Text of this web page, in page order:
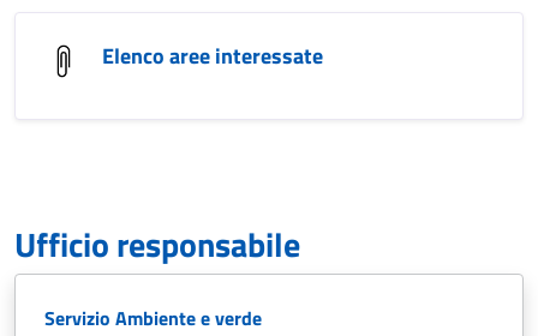
Elenco aree interessate
Ufficio responsabile
Servizio Ambiente e verde